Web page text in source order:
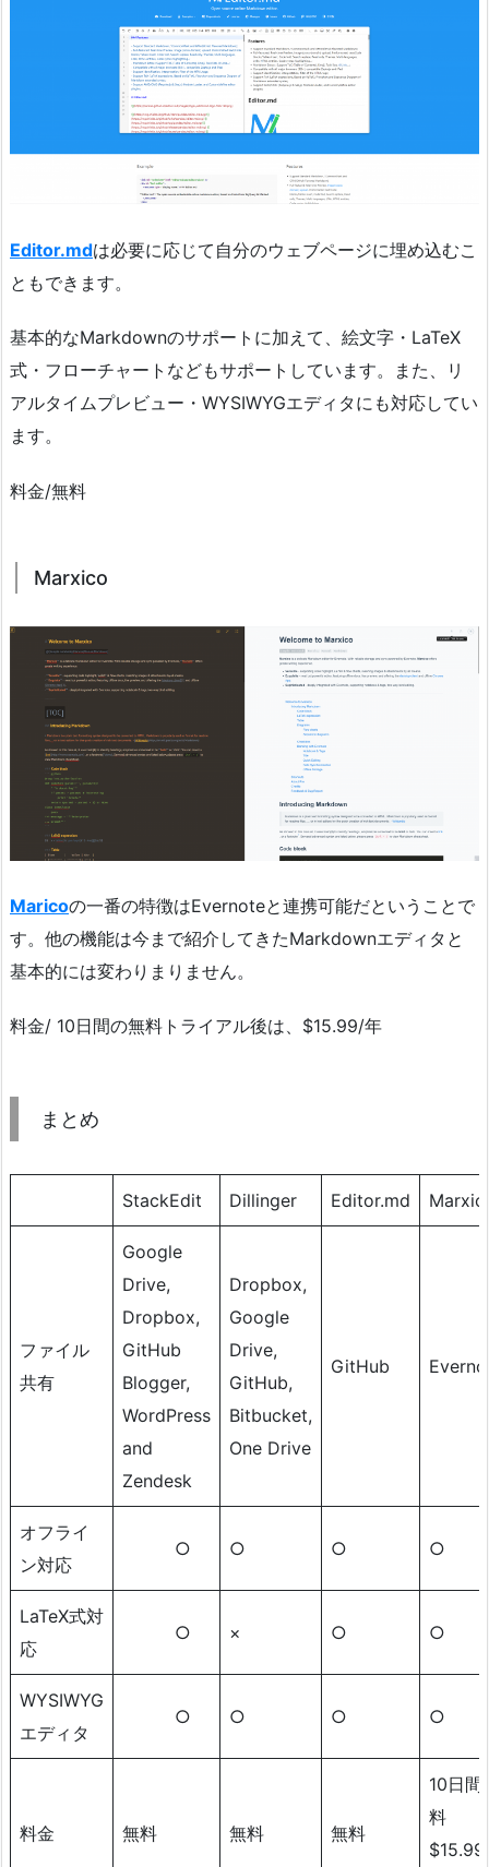
Editor.mdは必要に応じて自分のウェブページに埋め込むこ
ともできます。
基本的なMarkdownのサポートに加えて、絵文字・LaTeX
式・フローチャートなどもサポートしています。また、リ
アルタイムプレビュー・WYSIWYGエディタにも対応してい
ます。
料金/無料
Marxico
Maricoの一番の特徴はEvernoteと連携可能だということで
す。他の機能は今まで紹介してきたMarkdownエディタと
基本的には変わりまりません。
料金/ 10日間の無料トライアル後は、$15.99/年
まとめ
StackEdit Dillinger Editor.md
ファイル
共有
Google
Drive,
Dropbox,
GitHub
Blogger,
WordPress
and
Zendesk
Dropbox,
Google
Drive,
GitHub,
Bitbucket,
One Drive
GitHub
オフライ
ン対応
○ ○ ○ ○
LaTeX式対
応
○ × ○ ○
WYSIWYG
エディタ
○ ○ ○ ○
料金 無料 無料 無料
10日間
料